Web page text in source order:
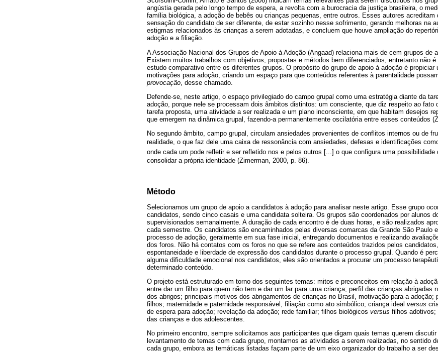
angústia gerada pelo longo tempo de espera, a revolta com a burocracia da justiça brasileira, o
família biológica, a adoção de bebês ou crianças pequenas, entre outros. Esses autores acreditam
sensação do candidato de ser diferente, de estar sozinho nesse sofrimento, gerando melhoras na
estigmas relacionados às crianças a serem adotadas, e concluem que houve ampliação do
adoção e a filiação.
A Associação Nacional dos Grupos de Apoio à Adoção (Angaad) relaciona mais de cem grupos de
Existem muitos trabalhos com objetivos, propostas e métodos bem diferenciados, entretanto não
estudo comparativo entre os diferentes grupos. O propósito do grupo de apoio à adoção é propiciar
motivações para adoção, criando um espaço para que conteúdos referentes à parentalidade
provocação , desse chamado.
Defende-se, neste artigo, o espaço privilegiado do campo grupal como uma estratégia diante da
adoção, porque nele se processam dois âmbitos distintos: um consciente, que diz respeito ao fato
tarefa proposta, uma atividade a ser realizada e um plano inconsciente, em que habitam desejos
que emergem na dinâmica grupal, fazendo-a permanentemente oscilatória entre esses conteúdos
No segundo âmbito, campo grupal, circulam ansiedades provenientes de conflitos internos ou de
realidade, o que faz dele uma caixa de ressonância com ansiedades, defesas e identificações como
onde cada um pode refletir e ser refletido nos e pelos outros [...] o que configura uma possibilidade
consolidar a própria identidade (Zimerman, 2000, p. 86).
Método
Selecionamos um grupo de apoio a candidatos à adoção para analisar neste artigo. Esse grupo
candidatos, sendo cinco casais e uma candidata solteira. Os grupos são coordenados por alunos
supervisionados semanalmente. A duração de cada encontro é de duas horas, e são realizados
cada semestre. Os candidatos são encaminhados pelas diversas comarcas da Grande São Paulo
processo de adoção, geralmente em sua fase inicial, entregando documentos e realizando
dos foros. Não há contatos com os foros no que se refere aos conteúdos trazidos pelos
espontaneidade e liberdade de expressão dos candidatos durante o processo grupal. Quando é
alguma dificuldade emocional nos candidatos, eles são orientados a procurar um processo
determinado conteúdo.
O projeto está estruturado em torno dos seguintes temas: mitos e preconceitos em relação à
entre dar um filho para quem não tem e dar um lar para uma criança; perfil das crianças abrigadas
dos abrigos; principais motivos dos abrigamentos de crianças no Brasil, motivação para a adoção;
filhos; maternidade e paternidade responsável, filiação como ato simbólico; criança ideal versus
de espera para adoção; revelação da adoção; rede familiar; filhos biológicos versus filhos adotivos;
das crianças e dos adolescentes.
No primeiro encontro, sempre solicitamos aos participantes que digam quais temas querem
levantamento de temas com cada grupo, montamos as atividades a serem realizadas, no sentido
cada grupo, embora as temáticas listadas façam parte de um eixo organizador do trabalho a ser